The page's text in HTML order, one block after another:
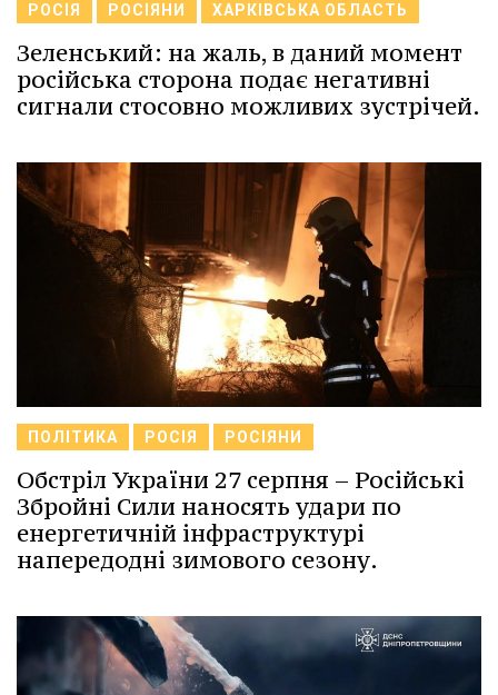
РОСІЯ РОСІЯНИ ХАРКІВСЬКА ОБЛАСТЬ
Зеленський: на жаль, в даний момент
російська сторона подає негативні
сигнали стосовно можливих зустрічей.
ПОЛІТИКА РОСІЯ РОСІЯНИ
Обстріл України 27 серпня – Російські
Збройні Сили наносять удари по
енергетичній інфраструктурі
напередодні зимового сезону.